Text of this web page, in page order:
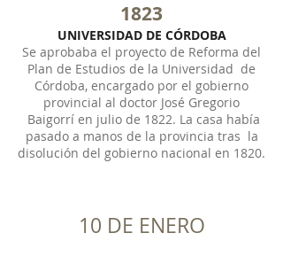
1823
UNIVERSIDAD DE CÓRDOBA
Se aprobaba el proyecto de Reforma del
Plan de Estudios de la Universidad de
Córdoba, encargado por el gobierno
provincial al doctor José Gregorio
Baigorrí en julio de 1822. La casa había
pasado a manos de la provincia tras la
disolución del gobierno nacional en 1820.
10 DE ENERO